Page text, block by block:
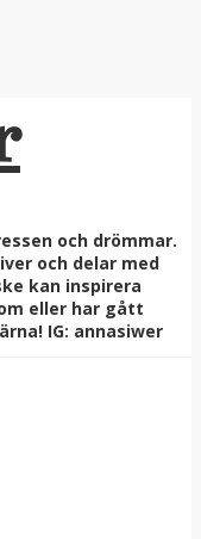
och drömmar.
och delar med
kan inspirera
eller har gått
IG: annasiwer